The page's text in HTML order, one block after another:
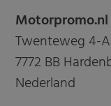
Motorpromo.nl
Twenteweg 4-A
7772 BB
Nederland